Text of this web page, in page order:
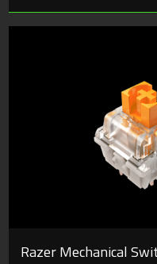
Razer Mechanical